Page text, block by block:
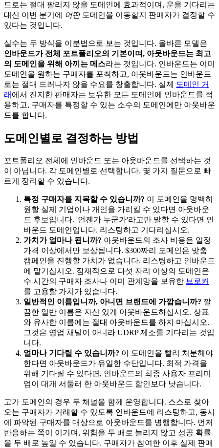
드로는 절대 팔리지 않을 도메인에 효과적이며, 운을 기다리는
대신 이번 분기에
어떤도메인을 이동할지 판매자가 결정할 수
있다는 것입니다.
실수는 두 방식을 이분법으로 보는 것입니다. 올바른 모델은
인바운드가 전체 포트폴리오의 기본이며, 아웃바운드는 최고
의 도메인을 위해 아끼는 메스라는 것입니다. 인바운드는 이미
도메인을 원하는 구매자를 포착하고, 아웃바운드는 인바운드
로는 절대 드러나지 않을 수요를 창출합니다. 실제
도메인 거
래 에서 진지한 판매자는 보유한 모든 도메인에 인바운드를 적
용하고, 구매자를 특정할 수 있는 소수의 도메인에만 아웃바운
드를 합니다.
도메인별로 결정하는 방법
포트폴리오 전체에 인바운드 또는 아웃바운드를 선택하는 것
이 아닙니다. 각 도메인별로 선택합니다. 몇 가지 질문으로 빠
르게 정리할 수 있습니다.
특정 구매자를 지목할 수 있습니까? 이 도메인을 명백히
원할 실제 기업이나 개인을 가리킬 수 있다면 아웃바운
드 후보입니다. '언젠가 누군가'라고만 말할 수 있다면 인
바운드 도메인입니다. 리스팅하고 기다리십시오.
가치가 얼마나 됩니까? 아웃바운드의 조사 비용은 일정
가격 이상에서만 보상됩니다. $300짜리 도메인은 맞춤
캠페인을 진행할 가치가 없습니다. 리스팅하고 인바운드
에 맡기십시오. 잠재적으로 다섯 자리 이상의 도메인은
수 시간의 구매자 조사나 이미 관계망을 보유한 브로커
를 고용할 가치가 있습니다.
일반적인 이름입니까, 아니면 브랜드에 가깝습니까? 깔
끔한 일반 이름은 자신 있게 아웃바운드하십시오. 상표
와 유사한 이름에는 절대 아웃바운드를 하지 마십시오.
그것은 영업 채널이 아니라 UDRP 제소를 기다리는 것입
니다.
얼마나 기다릴 수 있습니까? 이 도메인을 빨리 처분해야
한다면 아웃바운드가 유일한 수단입니다. 최적 가격을
위해 기다릴 수 있다면, 인바운드의 최종 사용자 프리미
엄이 대개 서둘러 한 아웃바운드 할인보다 낫습니다.
고가 도메인의 경우 두 채널을 함께 운영합니다. 스스로 찾아
오는 구매자가 거래할 수 있도록 인바운드에 리스팅하고, 동시
에 파악된 구매자를 대상으로 아웃바운드를 병행합니다. 먼저
반응하는 쪽이 이기며, 위험을 두 배로 늘리지 않고 성공 확률
을 두 배로 높일 수 있습니다. 구매자가 참여한 이후 실제 판매